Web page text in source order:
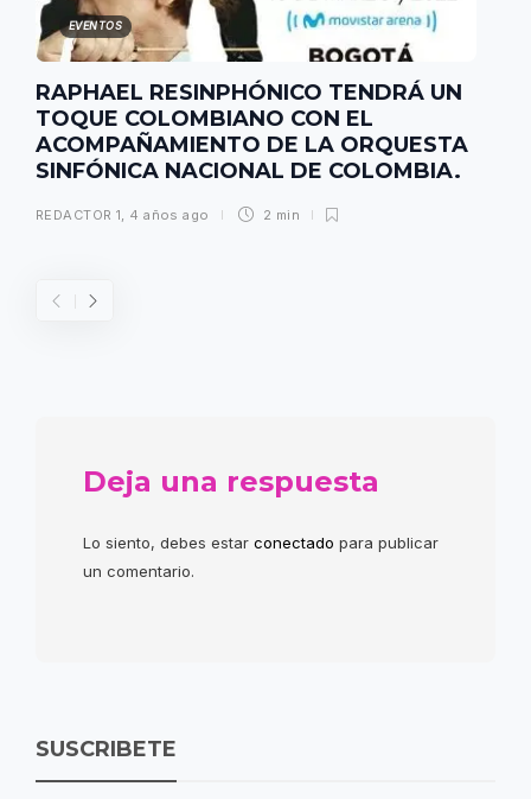
EVENTOS
RAPHAEL RESINPHÓNICO TENDRÁ UN
TOQUE COLOMBIANO CON EL
ACOMPAÑAMIENTO DE LA ORQUESTA
SINFÓNICA NACIONAL DE COLOMBIA.
REDACTOR 1, 4 años ago 2 min
Deja una respuesta
Lo siento, debes estar conectado para publicar
un comentario.
SUSCRIBETE